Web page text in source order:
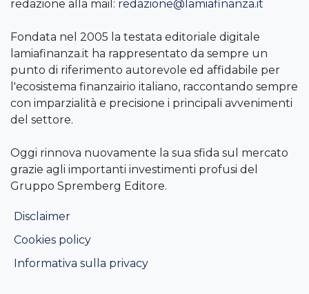
redazione alla mail: redazione@lamiafinanza.it
Fondata nel 2005 la testata editoriale digitale
lamiafinanza.it ha rappresentato da sempre un
punto di riferimento autorevole ed affidabile per
l'ecosistema finanzairio italiano, raccontando sempre
con imparzialità e precisione i principali avvenimenti
del settore.
Oggi rinnova nuovamente la sua sfida sul mercato
grazie agli importanti investimenti profusi del
Gruppo Spremberg Editore.
Disclaimer
Cookies policy
Informativa sulla privacy